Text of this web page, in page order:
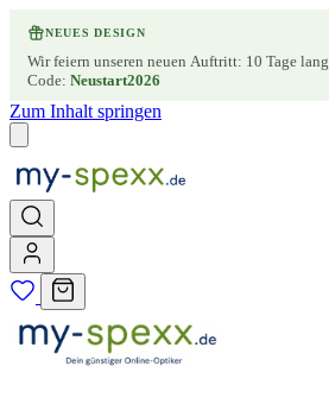
NEUES DESIGN
Wir feiern unseren neuen Auftritt: 10 Tage lang
Code: Neustart2026
Zum Inhalt springen